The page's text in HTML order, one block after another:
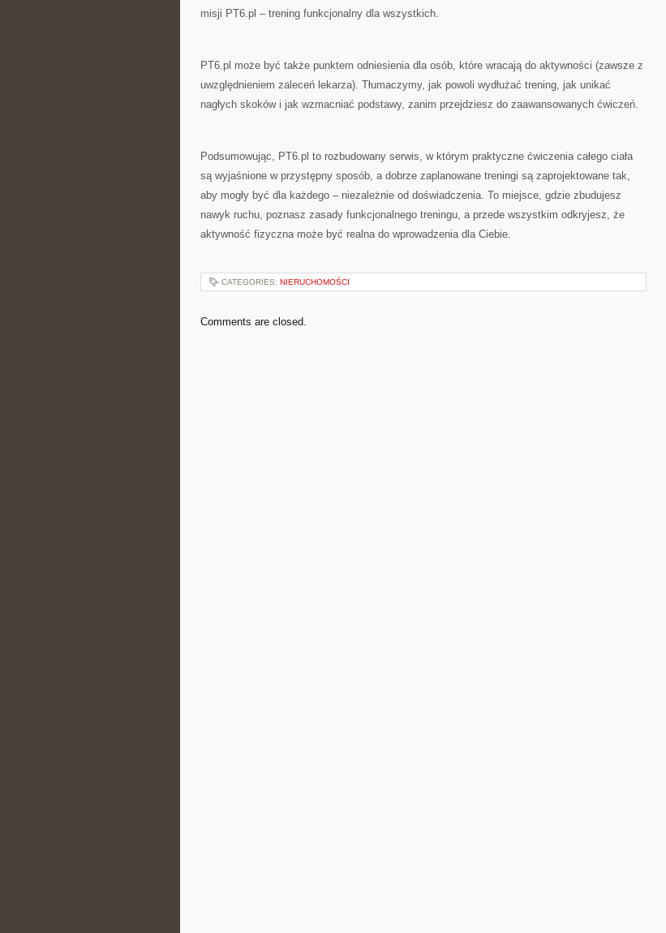
misji PT6.pl – trening funkcjonalny dla wszystkich.
PT6.pl może być także punktem odniesienia dla osób, które wracają do aktywności (zawsze z
uwzględnieniem zaleceń lekarza). Tłumaczymy, jak powoli wydłużać trening, jak unikać
nagłych skoków i jak wzmacniać podstawy, zanim przejdziesz do zaawansowanych ćwiczeń.
Podsumowując, PT6.pl to rozbudowany serwis, w którym praktyczne ćwiczenia całego ciała
są wyjaśnione w przystępny sposób, a dobrze zaplanowane treningi są zaprojektowane tak,
aby mogły być dla każdego – niezależnie od doświadczenia. To miejsce, gdzie zbudujesz
nawyk ruchu, poznasz zasady funkcjonalnego treningu, a przede wszystkim odkryjesz, że
aktywność fizyczna może być realna do wprowadzenia dla Ciebie.
CATEGORIES: NIERUCHOMOŚCI
Comments are closed.